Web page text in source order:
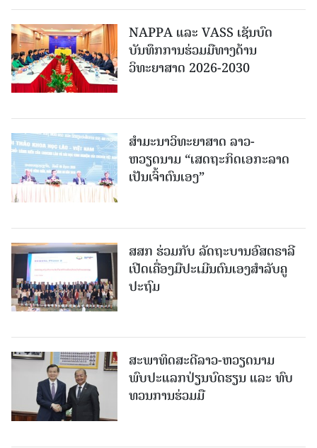
NAPPA ແລະ VASS ເຊັນບົດ
ບັນທຶກການຮ່ວມມືທາງດ້ານ
ວິທະຍາສາດ 2026-2030
ສຳມະນາວິທະຍາສາດ ລາວ-
ຫວຽດນາມ “ເສດຖະກິດເອກະລາດ
ເປັນເຈົ້າຕົນເອງ”
ສສກ ຮ່ວມກັບ ລັດຖະບານອົສຕຣາລີ
ເປີດເຄື່ອງມືປະເມີນຕົນເອງສຳລັບຄູ
ປະຖົມ
ສະພາທິດສະດີລາວ-ຫວຽດນາມ
ພົບປະແລກປ່ຽນບົດຮຽນ ແລະ ທົບ
ທວນການຮ່ວມມື